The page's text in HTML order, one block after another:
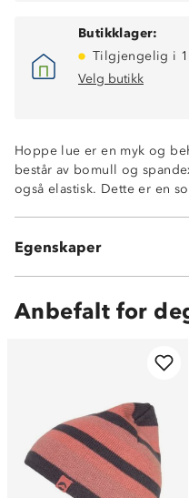
Butikklager:
Tilgjengelig i
Velg butikk
Hoppe lue er en myk og
består av bomull og
også elastisk. Dette er en
Egenskaper
96% bomull og 4%
Anbefalt for